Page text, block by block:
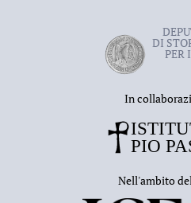
DI
PER
In
Nell'ambito